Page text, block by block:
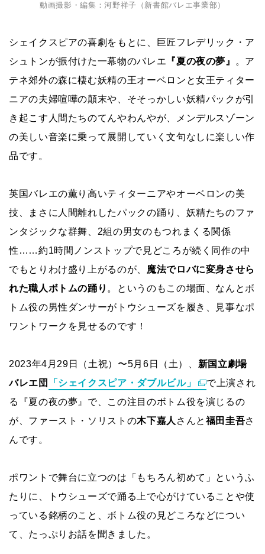
動画撮影・編集：河野祥子（新書館バレエ事業部）
シェイクスピアの喜劇をもとに、巨匠フレデリック・ア
シュトンが振付けた一幕物のバレエ 『夏の夜の夢』
。ア
テネ郊外の森に棲む妖精の王オーベロンと女王ティター
ニアの夫婦喧嘩の顛末や、そそっかしい妖精パックが引
き起こす人間たちのてんやわんやが、メンデルスゾーン
の美しい音楽に乗って展開していく文句なしに楽しい作
品です。
英国バレエの薫り高いティターニアやオーベロンの美
技、まさに人間離れしたパックの踊り、妖精たちのファ
ンタジックな群舞、2組の男女のもつれまくる関係
性……約1時間ノンストップで見どころが続く同作の中
でもとりわけ盛り上がるのが、 魔法でロバに変身させら
れた職人ボトムの踊り 。というのもこの場面、なんとボ
トム役の男性ダンサーがトウシューズを履き、見事なポ
ワントワークを見せるのです！
2023年4月29日（土祝）〜5月6日（土）、 新国立劇場
バレエ団
「シェイクスピア・ダブルビル」
で上演され
る『夏の夜の夢』で、この注目のボトム役を演じるの
が、ファースト・ソリストの木下嘉人 さんと福田圭吾さ
んです。
ポワントで舞台に立つのは「もちろん初めて」というふ
たりに、トウシューズで踊る上で心がけていることや使
っている銘柄のこと、ボトム役の見どころなどについ
て、たっぷりお話を聞きました。